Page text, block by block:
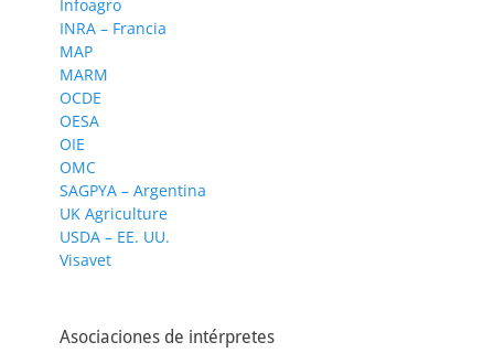
Infoagro
INRA – Francia
MAP
MARM
OCDE
OESA
OIE
OMC
SAGPYA – Argentina
UK Agriculture
USDA – EE. UU.
Visavet
Asociaciones de intérpretes